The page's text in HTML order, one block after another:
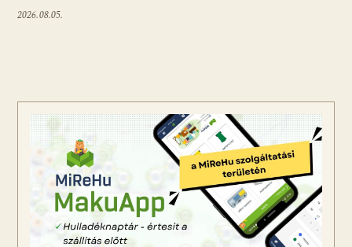
2026.08.05.